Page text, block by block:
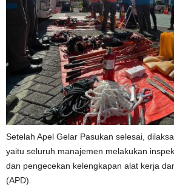
Setelah Apel Gelar Pasukan selesai,
yaitu seluruh manajemen melakukan
dan pengecekan kelengkapan alat kerja
(APD).